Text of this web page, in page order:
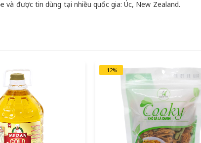
được tin dùng tại nhiều quốc gia: Úc, New Zealand.
-12%